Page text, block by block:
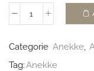
Categorie Anekke
Tag:Anekke